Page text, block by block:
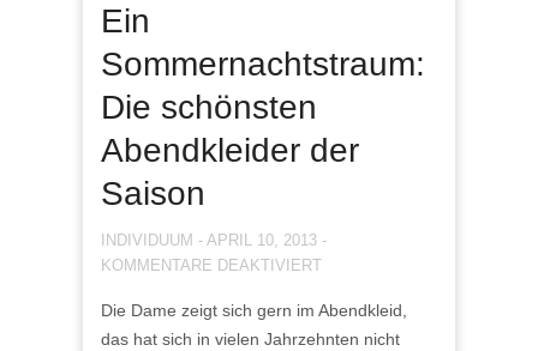
Ein
Sommernachtstraum:
Die schönsten
Abendkleider der
Saison
INDIVIDUUM - APRIL 10, 2013 -
KOMMENTARE DEAKTIVIERTFÜR
SOMMERNACHTSTRAUM:
DIE
Die Dame zeigt sich gern im Abendkleid,
das hat sich in vielen Jahrzehnten nicht